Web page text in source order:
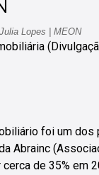
Lopes | MEON
foi um dos
Abrainc
de 35% em